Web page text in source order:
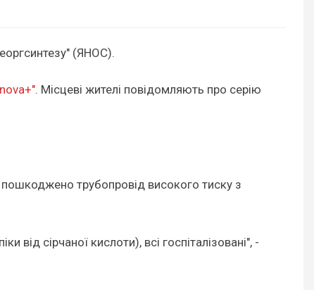
(ЯНОС).
. Місцеві жителі повідомляють про серію
трубопровід високого тиску з
сірчаної кислоти), всі госпіталізовані", -